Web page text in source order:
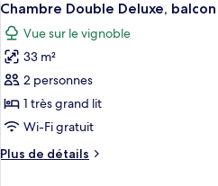
(Weinberg)
de
chambre
Chambre
Double
Deluxe,
terrasse
(Weinberg)
toutes
les
photos
pour
ce
type
chambre :
7
Chambre Double Deluxe,
Vue sur le vignoble
33 m²
2 personnes
1 très grand lit
Wi-Fi gratuit
Plus de détails
Plus